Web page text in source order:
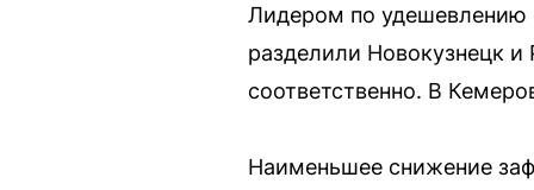
Лидером по удешевлению
разделили Новокузнецк и
соответственно. В
Наименьшее снижение